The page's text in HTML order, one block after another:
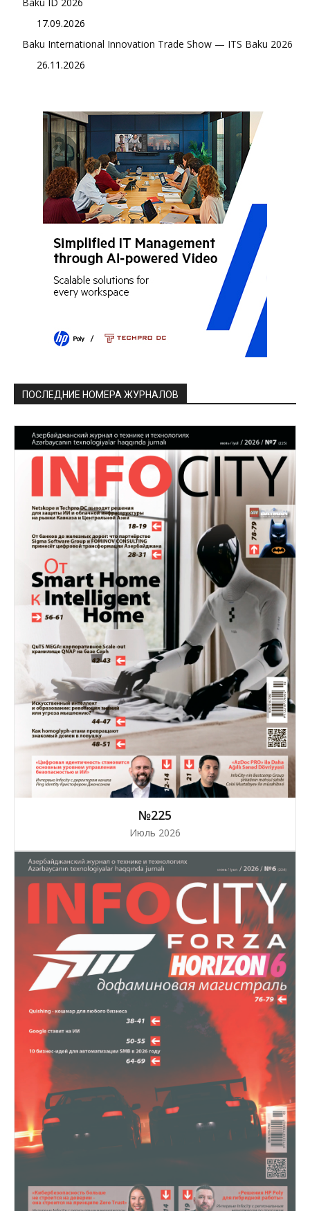
Baku ID 2026
17.09.2026
Baku International Innovation Trade Show — ITS Baku 2026
26.11.2026
ПОСЛЕДНИЕ НОМЕРА ЖУРНАЛОВ
№225
Июль 2026